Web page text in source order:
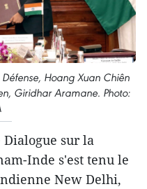
Hoang Xuan Chiên
Giridhar Aramane. Photo:
Dialogue sur la
Inde s'est tenu le
New Delhi,